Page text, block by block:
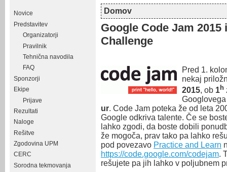
Novice
Predstavitev
Organizatorji
Pravilnik
Tehnična navodila
FAQ
Sponzorji
Ekipe
Prijave
Rezultati
Naloge
Rešitve
Zgodovina UPM
CERC
Sorodna tekmovanja
Nahajate se tukaj
Domov
Google Code Jam
Challenge
Pred 1.
nekaj
2015, ob 1h
ur. Code Jam poteka že od leta
Google odkriva talente. Če se
lahko zgodi, da boste dobili
že mogoča, prav tako pa lahko
pod povezavo Practice and Learn
https://code.google.com/codejam.
rešujete pa jih lahko v poljubnem